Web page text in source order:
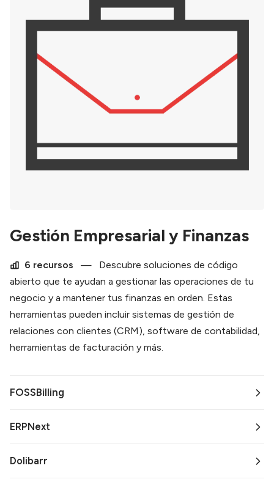
Gestión Empresarial y Finanzas
6 recursos —
Descubre soluciones de código
abierto que te ayudan a gestionar las operaciones de tu
negocio y a mantener tus finanzas en orden. Estas
herramientas pueden incluir sistemas de gestión de
relaciones con clientes (CRM), software de contabilidad,
herramientas de facturación y más.
FOSSBilling
ERPNext
Dolibarr